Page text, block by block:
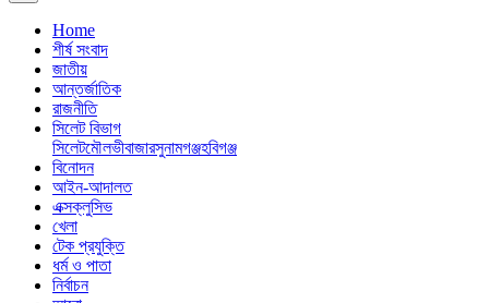
Home
শীর্ষ সংবাদ
জাতীয়
আন্তর্জাতিক
রাজনীতি
সিলেট বিভাগ
সিলেটমৌলভীবাজারসুনামগঞ্জহবিগঞ্জ
বিনোদন
আইন-আদালত
এক্সক্লুসিভ
খেলা
টেক প্রযুক্তি
ধর্ম ও পাতা
নির্বাচন